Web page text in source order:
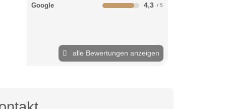
Google 4,3
alle Bewertungen anzeigen